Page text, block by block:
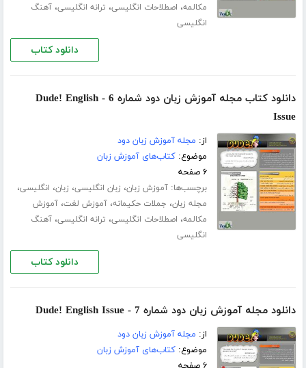
مکالمه، اصطلاحات انگلیسی، ترانه انگلیسی،آهنگ
انگلیسی
دانلود کتاب
دانلود کتاب مجله آموزش زبان دود شماره 6 - Dude! English
Issue
از: مجله آموزش زبان دود
موضوع:کتاب‌های آموزش زبان
۶ صفحه
برچسب‌ها:آموزش زبان، زبان انگلیسی، زبان، انگلیسی،
مجله زبان، جملات حکیمانه،آموزش لغت،آموزش
مکالمه، اصطلاحات انگلیسی، ترانه انگلیسی،آهنگ
انگلیسی
دانلود کتاب
دانلود مجله آموزش زبان دود شماره 7 - Dude! English Issue
از: مجله آموزش زبان دود
موضوع:کتاب‌های آموزش زبان